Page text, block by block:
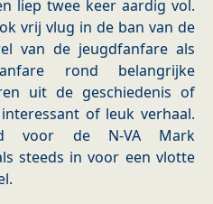
liep twee keer aardig vol.
vrij vlug in de ban van de
van de jeugdfanfare als
rond belangrijke
uit de geschiedenis of
of leuk verhaal.
voor de N-VA Mark
steeds in voor een vlotte